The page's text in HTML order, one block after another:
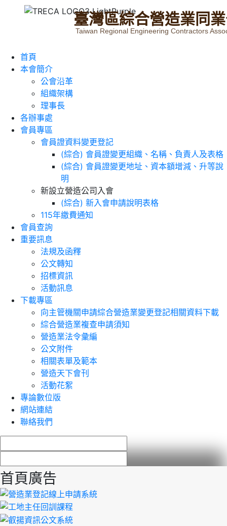
臺灣區綜合營造業同業
Taiwan Regional Engineering Contractors
首頁
本會簡介
公會沿革
組織架構
理事長
各辦事處
會員專區
會員證資料變更登記
(綜合) 會員證變更組織、名稱、負責人及表格
(綜合) 會員證變更地址、資本額增減、升等說
明
新設立營造公司入會
(綜合) 新入會申請說明表格
115年繳費通知
會員查詢
重要訊息
法規及函釋
公文轉知
招標資訊
活動訊息
下載專區
向主管機關申請綜合營造業變更登記相關資料下載
綜合營造業複查申請須知
營造業法令彙編
公文附件
相關表單及範本
營造天下會刊
活動花絮
專論數位版
網站連結
聯絡我們
首頁廣告